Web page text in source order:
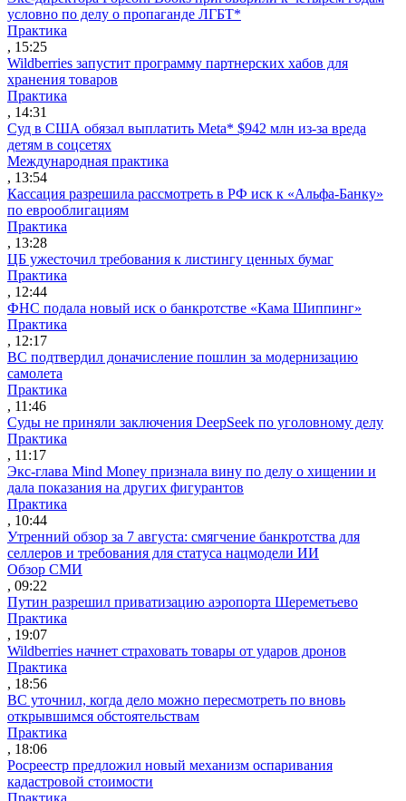
условно по делу о пропаганде ЛГБТ*
Практика
, 15:25
Wildberries запустит программу партнерских хабов для
хранения товаров
Практика
, 14:31
Суд в США обязал выплатить Meta* $942 млн из-за вреда
детям в соцсетях
Международная практика
, 13:54
Кассация разрешила рассмотреть в РФ иск к «Альфа-Банку»
по еврооблигациям
Практика
, 13:28
ЦБ ужесточил требования к листингу ценных бумаг
Практика
, 12:44
ФНС подала новый иск о банкротстве «Кама Шиппинг»
Практика
, 12:17
ВС подтвердил доначисление пошлин за модернизацию
самолета
Практика
, 11:46
Суды не приняли заключения DeepSeek по уголовному делу
Практика
, 11:17
Экс-глава Mind Money признала вину по делу о хищении и
дала показания на других фигурантов
Практика
, 10:44
Утренний обзор за 7 августа: смягчение банкротства для
селлеров и требования для статуса нацмодели ИИ
Обзор СМИ
, 09:22
Путин разрешил приватизацию аэропорта Шереметьево
Практика
, 19:07
Wildberries начнет страховать товары от ударов дронов
Практика
, 18:56
ВС уточнил, когда дело можно пересмотреть по вновь
открывшимся обстоятельствам
Практика
, 18:06
Росреестр предложил новый механизм оспаривания
кадастровой стоимости